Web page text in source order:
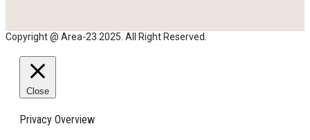
Copyright @ Area-23 2025. All Right Reserved.
Close
Privacy Overview